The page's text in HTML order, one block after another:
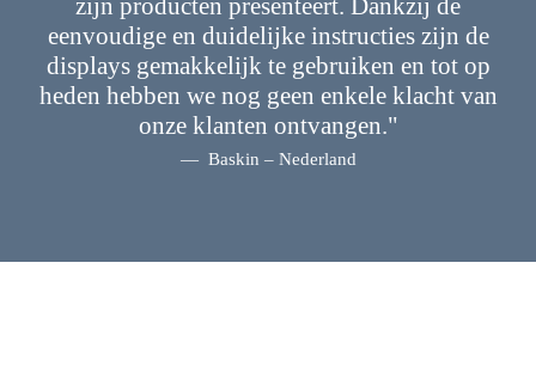
zijn producten presenteert. Dankzij de
eenvoudige en duidelijke instructies zijn de
displays gemakkelijk te gebruiken en tot op
heden hebben we nog geen enkele klacht van
onze klanten ontvangen."
Baskin – Nederland